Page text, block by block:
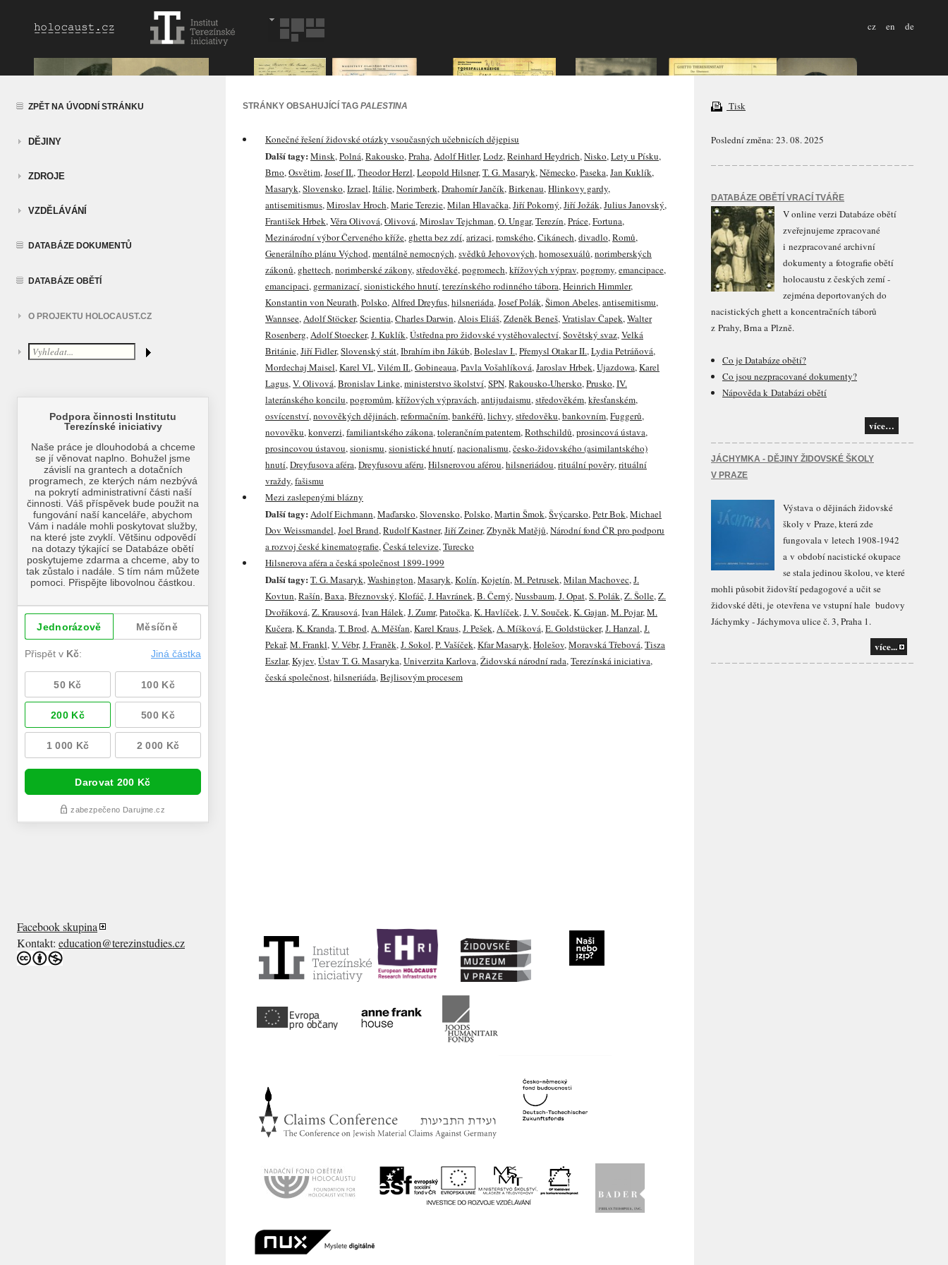
cz en de
ZPĚT NA ÚVODNÍ STRÁNKU
DĚJINY
ZDROJE
VZDĚLÁVÁNÍ
DATABÁZE DOKUMENTŮ
DATABÁZE OBĚTÍ
O PROJEKTU HOLOCAUST.CZ
STRÁNKY OBSAHUJÍCÍ TAG PALESTINA
Konečné řešení židovské otázky vsoučasných učebnicích dějepisu
Další tagy: Minsk,Polná,Rakousko,Praha,Adolf Hitler,Lodz,Reinhard Heydrich,Nisko,Lety u Písku,
Brno,Osvětim,Josef II.,Theodor Herzl,Leopold Hilsner,T. G. Masaryk,Německo,Paseka,Jan Kuklík,
Masaryk,Slovensko,Izrael,Itálie,Norimberk,Drahomír Jančík,Birkenau,Hlinkovy gardy,
antisemitismus,Miroslav Hroch,Marie Terezie,Milan Hlavačka,Jiří Pokorný,Jiří Jožák,Julius Janovský,
František Hrbek,Věra Olivová,Olivová,Miroslav Tejchman,O. Ungar,Terezín,Práce,Fortuna,
Mezinárodní výbor Červeného kříže, ghetta bez zdí,arizaci,romského,Cikánech,divadlo,Romů,
Generálního plánu Východ,mentálně nemocných,svědků Jehovových,homosexuálů,norimberských
zákonů, ghettech,norimberské zákony,středověké,pogromech,křížových výprav,pogromy,emancipace,
emancipaci, germanizací,sionistického hnutí,terezínského rodinného tábora,Heinrich Himmler,
Konstantin von Neurath,Polsko,Alfred Dreyfus,hilsneriáda,Josef Polák,Šimon Abeles,antisemitismu,
Wannsee,Adolf Stöcker,Scientia,Charles Darwin,Alois Eliáš,Zdeněk Beneš,Vratislav Čapek,Walter
Rosenberg,Adolf Stoecker,J. Kuklík,Ústředna pro židovské vystěhovalectví,Sovětský svaz,Velká
Británie,Jiří Fidler,Slovenský stát,Ibrahím ibn Jákúb,Boleslav I.,Přemysl Otakar II.,Lydia Petráňová,
Mordechaj Maisel,Karel VI.,Vilém II.,Gobineaua,Pavla Vošahlíková,Jaroslav Hrbek,Ujazdowa,Karel
Lagus,V. Olivová,Bronislav Linke,ministerstvo školství,SPN,Rakousko-Uhersko,Prusko,IV.
lateránského koncilu,pogromům,křížových výpravách,antijudaismu,středověkém,křesťanském,
osvícenství,novověkých dějinách,reformačním,bankéřů,lichvy,středověku,bankovním,Fuggerů,
novověku,konverzi,familiantského zákona,tolerančním patentem,Rothschildů,prosincová ústava,
prosincovou ústavou,sionismu,sionistické hnutí,nacionalismu,česko-židovského (asimilantského)
hnutí,Dreyfusova aféra,Dreyfusovu aféru,Hilsnerovou aférou,hilsneriádou,rituální pověry,rituální
vraždy,fašismu
Mezi zaslepenými blázny
Další tagy: Adolf Eichmann,Maďarsko,Slovensko,Polsko,Martin Šmok,Švýcarsko,Petr Bok,Michael
Dov Weissmandel,Joel Brand,Rudolf Kastner,Jiří Zeiner,Zbyněk Matějů,Národní fond ČR pro podporu
a rozvoj české kinematografie,Česká televize,Turecko
Hilsnerova aféra a česká společnost 1899-1999
Další tagy: T. G. Masaryk,Washington,Masaryk,Kolín,Kojetín,M. Petrusek,Milan Machovec,J.
Kovtun,Rašín,Baxa,Březnovský,Klofáč,J. Havránek,B. Černý,Nussbaum,J. Opat,S. Polák,Z. Šolle,Z.
Dvořáková,Z. Krausová,Ivan Hálek,J. Zumr,Patočka,K. Havlíček,J. V. Souček,K. Gajan,M. Pojar,M.
Kučera,K. Kranda,T. Brod,A. Měšťan,Karel Kraus,J. Pešek,A. Míšková,E. Goldstücker,J. Hanzal,J.
Pekař,M. Frankl,V. Vébr,J. Franěk,J. Sokol,P. Vašíček,Kfar Masaryk,Holešov,Moravská Třebová,Tisza
Eszlar,Kyjev,Ústav T. G. Masaryka,Univerzita Karlova,Židovská národní rada,Terezínská iniciativa,
česká společnost,hilsneriáda,Bejlisovým procesem
Tisk
Poslední změna: 23. 08. 2025
DATABÁZE OBĚTÍ VRACÍ TVÁŘE
V online verzi Databáze obětí
zveřejnujeme zpracované
i nezpracované archivní
dokumenty a fotografie obětí
holocaustu z českých zemí -
zejména deportovaných do
nacistických ghett a koncentračních táborů
z Prahy, Brna a Plzně.
Co je Databáze obětí?
Co jsou nezpracované dokumenty?
Nápověda k Databázi obětí
více…
JÁCHYMKA - DĚJINY ŽIDOVSKÉ ŠKOLY
V PRAZE
Výstava o dějinách židovské
školy v Praze, která zde
fungovala v letech 1908-1942
a v období nacistické okupace
se stala jedinou školou, ve které
mohli působit židovští pedagogové a učit se
židovské děti, je otevřena ve vstupní hale budovy
Jáchymky - Jáchymova ulice č. 3, Praha 1.
více...
Facebook skupina
Kontakt: education@terezinstudies.cz